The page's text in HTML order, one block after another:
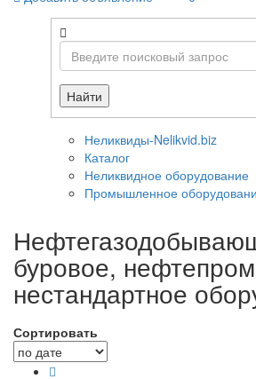
Найти
Неликвиды-Nelikvid.biz
Каталог
Неликвидное оборудование
Промышленное
буровое,
нестандартное
Сортировать